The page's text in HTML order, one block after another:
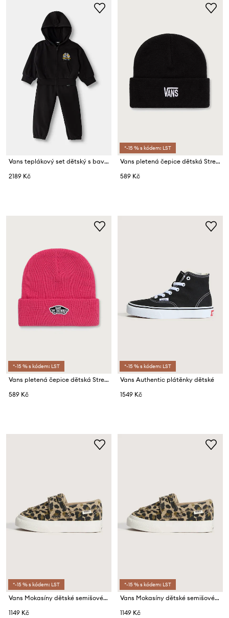
Vans teplákový set dětský s bavlnou Checker Bros FZ Set
2189 Kč
*-15 % s kódem: LST
Vans pletená čepice dětská Stretch Logo Tall Cuff Bean
589 Kč
*-15 % s kódem: LST
Vans pletená čepice dětská Stretch Logo Tall Cuff Bean
589 Kč
*-15 % s kódem: LST
Vans Authentic plátěnky dětské
1549 Kč
*-15 % s kódem: LST
Vans Mokasíny dětské semišové Loafer 53 LEOPARD
1149 Kč
*-15 % s kódem: LST
Vans Mokasíny dětské semišové Loafer 53 LEOPARD
1149 Kč